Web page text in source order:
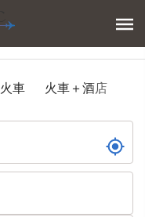
火車 火車＋酒店